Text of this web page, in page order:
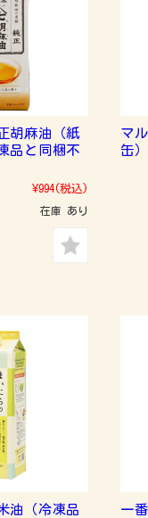
胡麻油（紙
品と同梱不
¥994(税込)
在庫 あり
マ
缶
油（冷凍品
一